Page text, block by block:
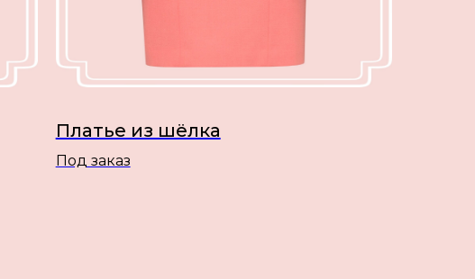
Платье из шёлка
Под заказ